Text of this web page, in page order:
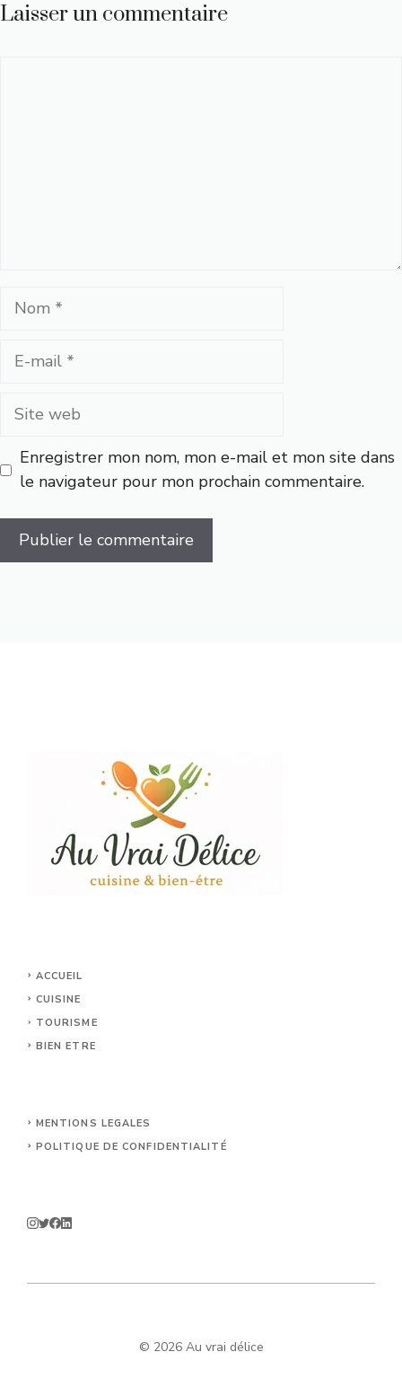
Laisser un commentaire
Nom
Site
Enregistrer mon nom, mon e-mail et mon site dans
le navigateur pour mon prochain commentaire.
ACCUEIL
CUISINE
TOURISME
BIEN ETRE
MENTIONS LEGALES
POLITIQUE DE CONFIDENTIALITÉ
© 2026 Au vrai délice